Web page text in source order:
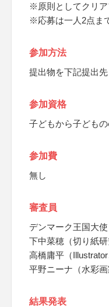
※原則としてクリ
※応募は一人2点ま
参加方法
提出物を下記提出
参加資格
子どもから子ども
参加費
無し
審査員
デンマーク王国大使
下中菜穂（切り紙研
高橋庸平（
平野ニーナ（水彩画
結果発表